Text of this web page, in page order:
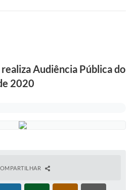
Audiência Pública do
2020